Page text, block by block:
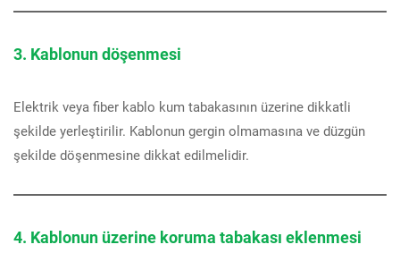
3. Kablonun döşenmesi
Elektrik veya fiber kablo kum tabakasının üzerine dikkatli
şekilde yerleştirilir. Kablonun gergin olmamasına ve düzgün
şekilde döşenmesine dikkat edilmelidir.
4. Kablonun üzerine koruma tabakası eklenmesi